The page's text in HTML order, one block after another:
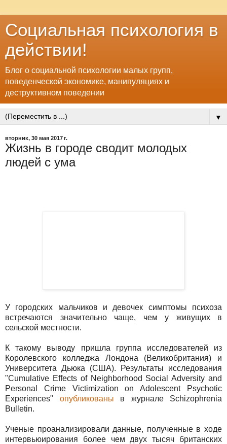
Социальная психология в
действии!
Блог о социальной психологии малых групп,
поведенческой экономике, манипуляциях и
деструктивном поведении
▼
вторник, 30 мая 2017 г.
Жизнь в городе сводит молодых
людей с ума
У городских мальчиков и девочек симптомы психоза
встречаются значительно чаще, чем у живущих в
сельской местности.
К такому выводу пришла группа исследователей из
Королевского колледжа Лондона (Великобритания) и
Университета Дьюка (США). Результаты исследования
"Cumulative Effects of Neighborhood Social Adversity and
Personal Crime Victimization on Adolescent Psychotic
Experiences" опубликованы в журнале Schizophrenia
Bulletin.
Ученые проанализировали данные, полученные в ходе
интервьюирования более чем двух тысяч британских